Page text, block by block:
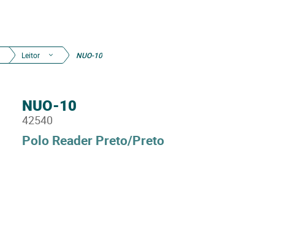
Leitor NUO-10
Polo Reader Preto/Preto
NUO-10
42540